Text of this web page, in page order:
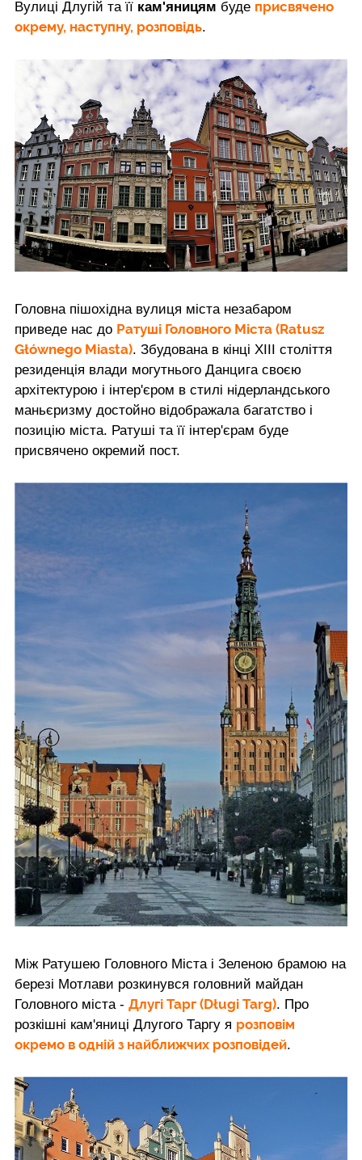
Вулиці Длугій та її кам'яницям буде присвячено
окрему, наступну, розповідь.
Головна пішохідна вулиця міста незабаром
приведе нас до Ратуші Головного Міста (Ratusz
Głównego Miasta). Збудована в кінці XIII століття
резиденція влади могутнього Данцига своєю
архітектурою і інтер'єром в стилі нідерландського
маньєризму достойно відображала багатство і
позицію міста. Ратуші та її інтер'єрам буде
присвячено окремий пост.
Між Ратушею Головного Міста і Зеленою брамою на
березі Мотлави розкинувся головний майдан
Головного міста - Длугі Тарг (Długi Targ). Про
розкішні кам'яниці Длугого Таргу я розповім
окремо в одній з найближчих розповідей.